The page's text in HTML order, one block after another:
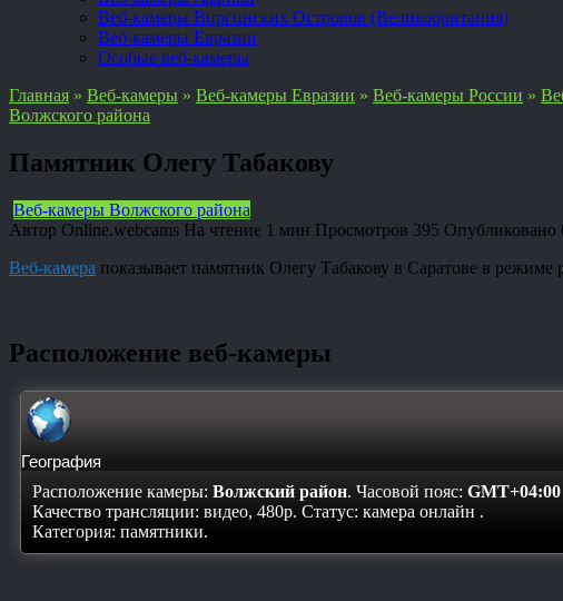
Веб-камеры Виргинских Островов (Великобритания)
Веб-камеры Евразии
Особые веб-камеры
Главная » Веб-камеры » Веб-камеры Евразии » Веб-камеры России »
Волжского района
Памятник Олегу Табакову
Веб-камеры Волжского района
Автор Online.webcams На чтение 1 мин Просмотров 395 Опубликовано
Веб-камера показывает памятник Олегу Табакову в Саратове в режиме
Расположение веб-камеры
География
Расположение камеры: Волжский район. Часовой пояс: GMT+04:00
Качество трансляции: видео, 480p. Статус: камера онлайн .
Категория: памятники.